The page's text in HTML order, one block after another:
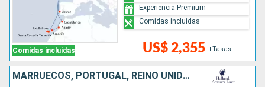
Comidas incluidas US$ 2,355 +Tasas
Experiencia Premium
Comidas incluidas
MARRUECOS, PORTUGAL, REINO UNIDO, PAISES BAJOS